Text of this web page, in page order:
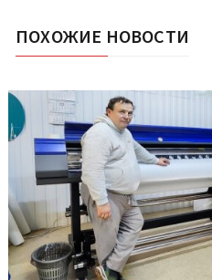
ПОХОЖИЕ НОВОСТИ